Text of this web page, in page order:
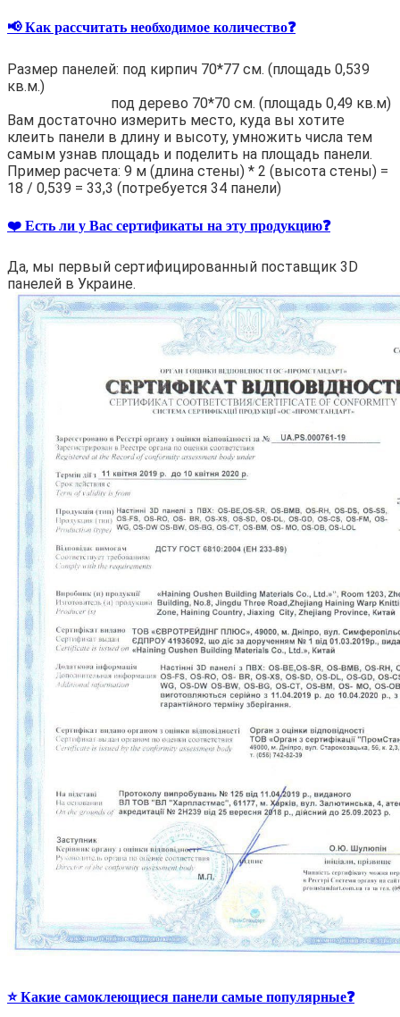
📢 Как рассчитать необходимое количество❓
Размер панелей: под кирпич 70*77 см. (площадь 0,539
кв.м.)
под дерево 70*70 см. (площадь 0,49 кв.м)
Вам достаточно измерить место, куда вы хотите
клеить панели в длину и высоту, умножить числа тем
самым узнав площадь и поделить на площадь панели.
Пример расчета: 9 м (длина стены) * 2 (высота стены) =
18 / 0,539 = 33,3 (потребуется 34 панели)
❤️ Есть ли у Вас сертификаты на эту продукцию❓
Да, мы первый сертифицированный поставщик 3D
панелей в Украине.
⭐ Какие самоклеющиеся панели самые популярные❓